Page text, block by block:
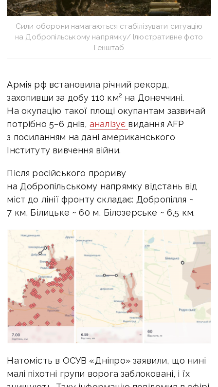
Сили оборони намагаються стабілізувати ситуацію
на Добропільському напрямку/ Ілюстративне фото
Генштаб
Армія рф встановила річний рекорд,
захопивши за добу 110 км² на Донеччині.
На окупацію такої площі окупантам зазвичай
потрібно 5−6 днів, аналізує видання AFP
з посиланням на даніамериканського
Інституту вивчення війни.
Після російського прориву
на Добропільському напрямку відстань від
міст до лінії фронту складає: Добропілля ~
7 км, Білицьке ~ 60 м, Білозерське ~ 6,5 км.
Натомість в ОСУВ «Дніпро» заявили, що нині
малі піхотні групи ворога заблоковані, і їх